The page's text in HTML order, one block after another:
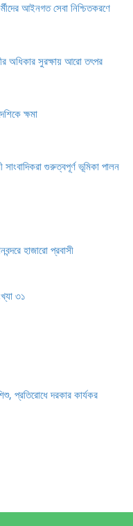
আইনগত সেবা নিশ্চিতকরণে
অধিকার সুরক্ষায় আরো তৎপর
ক্ষমা
সাংবাদিকরা গুরুত্বপূর্ণ ভূমিকা পালন
হাজারো প্রবাসী
৩১
প্রতিরোধে দরকার কার্যকর